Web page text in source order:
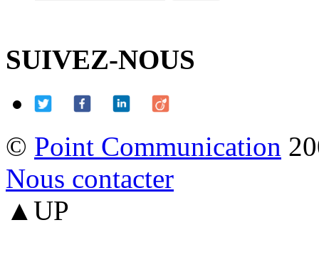
SUIVEZ-NOUS
© Point Communication
Nous contacter
▲UP